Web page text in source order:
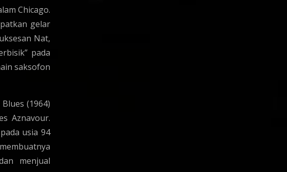
Chicago.
gelar
Nat,
pada
saksofon
(1964)
Aznavour.
usia 94
menjual